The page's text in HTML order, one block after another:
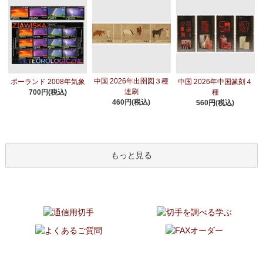
ポーランド 2008年気象
700円(税込)
中国 2026年出圉図３種
連刷
460円(税込)
中国 2026年中国篆刻４
種
560円(税込)
もっと見る